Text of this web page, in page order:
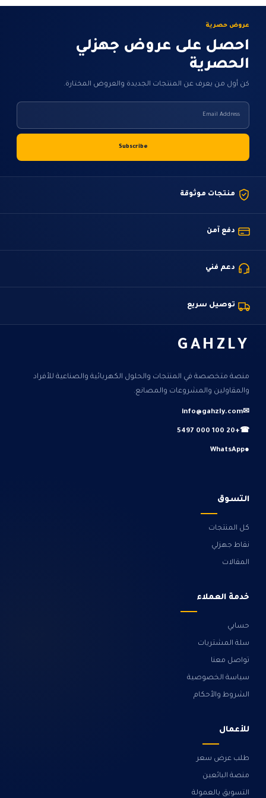
عروض حصرية
احصل على عروض جهزلي
الحصرية
كن أول من يعرف عن المنتجات الجديدة والعروض المختارة.
منتجات موثوقة
دفع آمن
دعم فني
توصيل سريع
GAHZLY
منصة متخصصة في المنتجات والحلول الكهربائية والصناعية للأفراد
والمقاولين والمشروعات والمصانع.
✉
info@gahzly.com
☎
+20 100 000 5497
●
WhatsApp
التسوق
كل المنتجات
نقاط جهزلي
المقالات
خدمة العملاء
حسابي
سلة المشتريات
تواصل معنا
سياسة الخصوصية
الشروط والأحكام
للأعمال
طلب عرض سعر
منصة البائعين
التسويق بالعمولة